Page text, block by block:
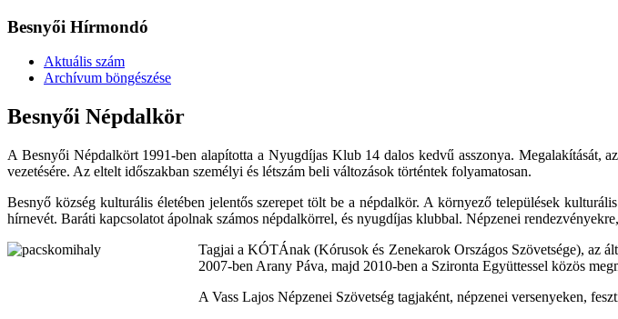
Besnyői Hírmondó
Aktuális szám
Archívum böngészése
Besnyői Népdalkör
A Besnyői Népdalkört 1991-ben alapította a Nyugdíjas Klub 14 dalos kedvű asszonya. Megalakítását,
vezetésére. Az eltelt időszakban személyi és létszám beli változások történtek folyamatosan.
Besnyő község kulturális életében jelentős szerepet tölt be a népdalkör. A környező települések
hírnevét. Baráti kapcsolatot ápolnak számos népdalkörrel, és nyugdíjas klubbal. Népzenei
Tagjai a KÓTÁnak (Kórusok és Zenekarok Országos Szövetsége), az
2007-ben Arany Páva, majd 2010-ben a Szironta Együttessel közös
A Vass Lajos Népzenei Szövetség tagjaként, népzenei versenyeken,